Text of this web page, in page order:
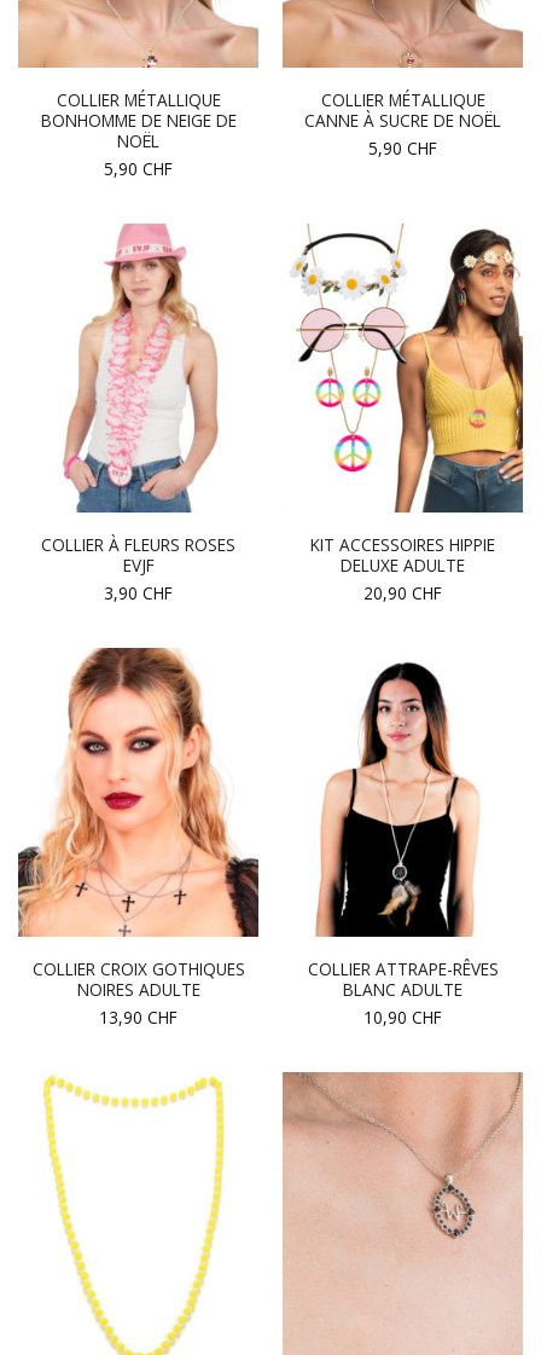
COLLIER MÉTALLIQUE
BONHOMME DE NEIGE DE
NOËL
5,90 CHF
COLLIER MÉTALLIQUE
CANNE À SUCRE DE NOËL
5,90 CHF
COLLIER À FLEURS ROSES
EVJF
3,90 CHF
KIT ACCESSOIRES HIPPIE
DELUXE ADULTE
20,90 CHF
COLLIER CROIX GOTHIQUES
NOIRES ADULTE
13,90 CHF
COLLIER ATTRAPE-RÊVES
BLANC ADULTE
10,90 CHF